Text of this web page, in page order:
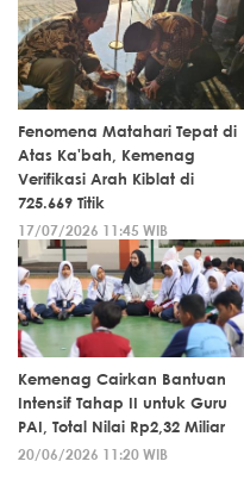
Fenomena Matahari Tepat di
Atas Ka'bah, Kemenag
Verifikasi Arah Kiblat di
725.669 Titik
17/07/2026 11:45 WIB
Kemenag Cairkan Bantuan
Intensif Tahap II untuk Guru
PAI, Total Nilai Rp2,32 Miliar
20/06/2026 11:20 WIB